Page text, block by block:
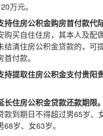
万元。
持住房公积金购房首付款代
购买自住住房，其本人及配
结清住房公积金贷款的，可
付款。
持提取住房公积金支付贵阳
长住房公积金贷款还款期限。
款到期日不得超过男65岁、
68岁、女63岁。